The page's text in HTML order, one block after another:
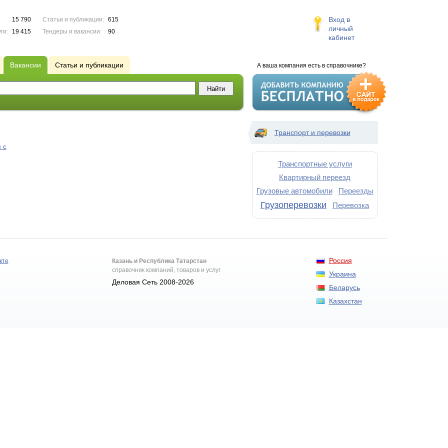
15 790
19 415
Статьи и публикации:
615
Тендеры и вакансии:
90
Вход в
личный
кабинет
А ваша компания есть в справочнике?
Вакансии Статьи и публикации
с
Транспорт и перевозки
Транспортные услуги
Квартирный переезд
Грузовые автомобили
Переезды
Грузоперевозки Перевозка
Россия
Украина
Беларусь
Казахстан
Казань и Республика Татарстан
справочник компаний, товаров и услуг
Деловая Сеть 2008-2026